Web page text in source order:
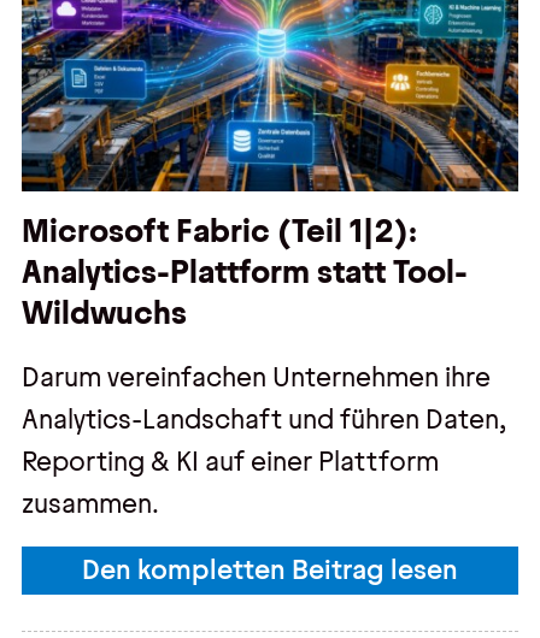
Microsoft Fabric (Teil 1|2):
Analytics-Plattform statt Tool-
Wildwuchs
Darum vereinfachen Unternehmen ihre
Analytics-Landschaft und führen Daten,
Reporting & KI auf einer Plattform
zusammen.
Den kompletten Beitrag lesen